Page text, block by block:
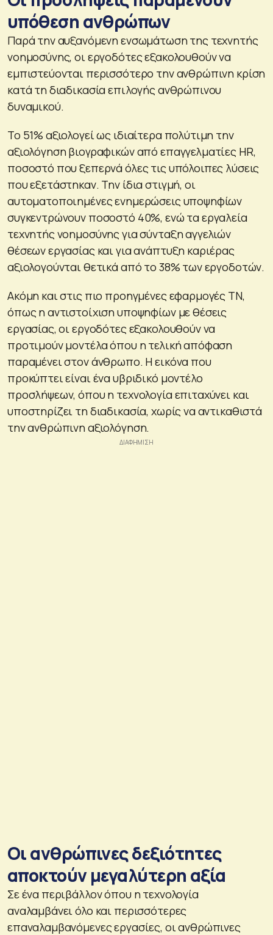
υπόθεση ανθρώπων
Παρά την αυξανόμενη ενσωμάτωση της τεχνητής
νοημοσύνης, οι εργοδότες εξακολουθούν να
εμπιστεύονται περισσότερο την ανθρώπινη κρίση
κατά τη διαδικασία επιλογής ανθρώπινου
δυναμικού.
Το 51% αξιολογεί ως ιδιαίτερα πολύτιμη την
αξιολόγηση βιογραφικών από επαγγελματίες HR,
ποσοστό που ξεπερνά όλες τις υπόλοιπες λύσεις
που εξετάστηκαν. Την ίδια στιγμή, οι
αυτοματοποιημένες ενημερώσεις υποψηφίων
συγκεντρώνουν ποσοστό 40%, ενώ τα εργαλεία
τεχνητής νοημοσύνης για σύνταξη αγγελιών
θέσεων εργασίας και για ανάπτυξη καριέρας
αξιολογούνται θετικά από το 38% των εργοδοτών.
Ακόμη και στις πιο προηγμένες εφαρμογές ΤΝ,
όπως η αντιστοίχιση υποψηφίων με θέσεις
εργασίας, οι εργοδότες εξακολουθούν να
προτιμούν μοντέλα όπου η τελική απόφαση
παραμένει στον άνθρωπο. Η εικόνα που
προκύπτει είναι ένα υβριδικό μοντέλο
προσλήψεων, όπου η τεχνολογία επιταχύνει και
υποστηρίζει τη διαδικασία, χωρίς να αντικαθιστά
την ανθρώπινη αξιολόγηση.
Οι ανθρώπινες δεξιότητες
αποκτούν μεγαλύτερη αξία
Σε ένα περιβάλλον όπου η τεχνολογία
αναλαμβάνει όλο και περισσότερες
επαναλαμβανόμενες εργασίες, οι ανθρώπινες